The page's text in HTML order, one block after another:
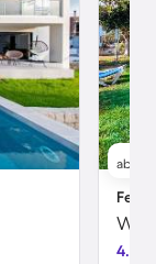
ab
4.2